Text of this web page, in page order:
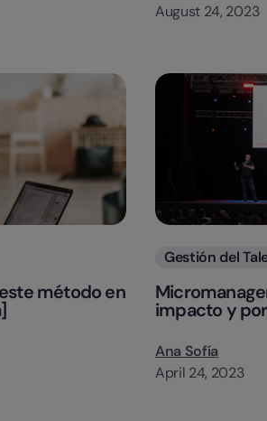
August 24, 2023
método en
Categorias
Gestión del
impacto y
Ana Sofía
April 24, 2023